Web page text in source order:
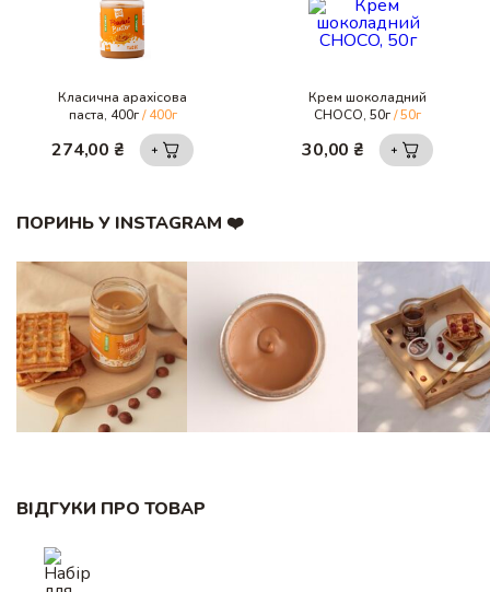
Класична арахісова
паста, 400г / 400г
274,00₴
Крем шоколадний
CHOCO, 50г/ 50г
30,00₴
ПОРИНЬ У INSTAGRAM ❤️
ВІДГУКИ ПРО ТОВАР